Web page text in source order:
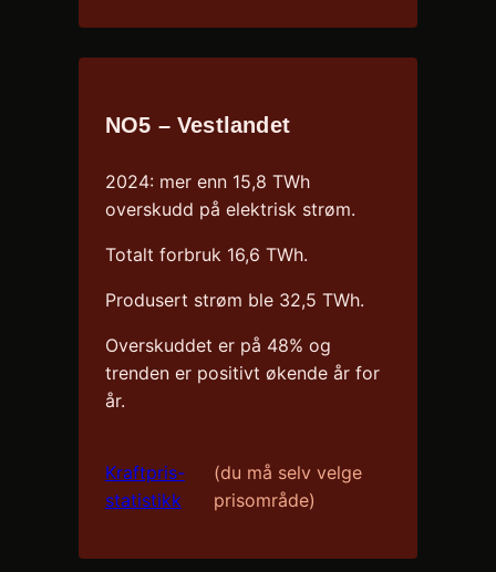
NO5 – Vestlandet
2024: mer enn 15,8 TWh
overskudd på elektrisk strøm.
Totalt forbruk 16,6 TWh.
Produsert strøm ble 32,5 TWh.
Overskuddet er på 48% og
trenden er positivt økende år for
år.
Kraftpris-
statistikk
(du må selv velge
prisområde)